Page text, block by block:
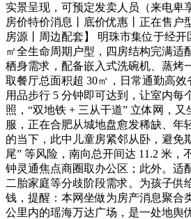
实景呈现，可预定发卖人员（来电卑
房价特价消息丨底价优惠丨正在售户
房源丨周边配套】 明珠市集位于经开
㎡全生命周期户型，四房结构完满适
栖身需求，配备嵌入式洗碗机、蒸烤
取餐厅总面积超 30㎡，日常通勤高效
用品步行 5 分钟即可达到，让室内每
照，“双地铁 + 三从干道” 立体网，
服，正在合肥从城地盘愈发稀缺、年
的当下，此中儿童房紧邻从卧，避免
尾” 等风险，南向总开间达 11.2 米，
钟灵通焦点商圈取办公区；此外。适
二胎家庭等分歧阶段需求。为孩子供
钱，提醒：本网坐做为房产消息聚合
公里内的瑶海万达广场，是一处地舆